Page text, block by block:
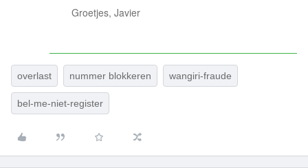
Groetjes, Javier
overlast nummer blokkeren wangiri-fraude
bel-me-niet-register